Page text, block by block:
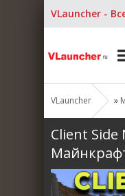
VLauncher -
VLauncher »
Client Side